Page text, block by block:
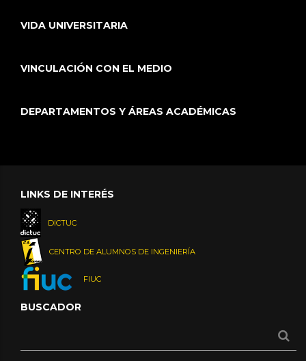
VIDA UNIVERSITARIA
VINCULACIÓN CON EL MEDIO
DEPARTAMENTOS Y ÁREAS ACADÉMICAS
LINKS DE INTERÉS
DICTUC
CENTRO DE ALUMNOS DE INGENIERÍA
FIUC
BUSCADOR